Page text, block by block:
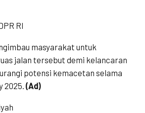
RI
masyarakat untuk
jalan tersebut demi kelancaran
potensi kemacetan selama
2025.(Ad)